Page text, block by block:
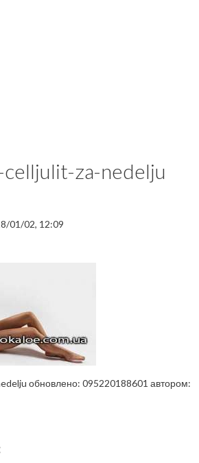
za-nedelju
01/02, 12:09
обновлено: 095220188601 автором: